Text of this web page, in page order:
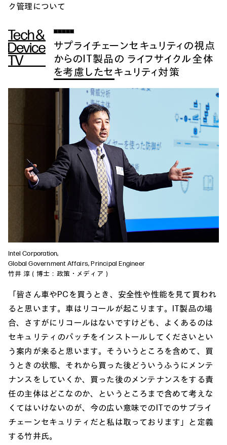
ク管理について
サプライチェーンセキュリティの視点
からのIT製品の ライフサイクル全体
を考慮したセキュリティ対策
Intel Corporation,
Global Government Affairs, Principal Engineer
竹井 淳（博士：政策・メディア）
「皆さん車やPCを買うとき、安全性や性能を見て買われ
ると思います。車はリコールが起こります。IT製品の場
合、さすがにリコールはないですけども、よくあるのは
セキュリティのパッチをインストールしてくださいとい
う案内が来ると思います。そういうところを含めて、買
うときの状態、それから買った後どういうふうにメンテ
ナンスをしていくか、買った後のメンテナンスをする責
任の主体はどこなのか、というところまで含めて考えな
くてはいけないのが、今の広い意味でのITでのサプライ
チェーンセキュリティだと私は取っております」と定義
する竹井氏。